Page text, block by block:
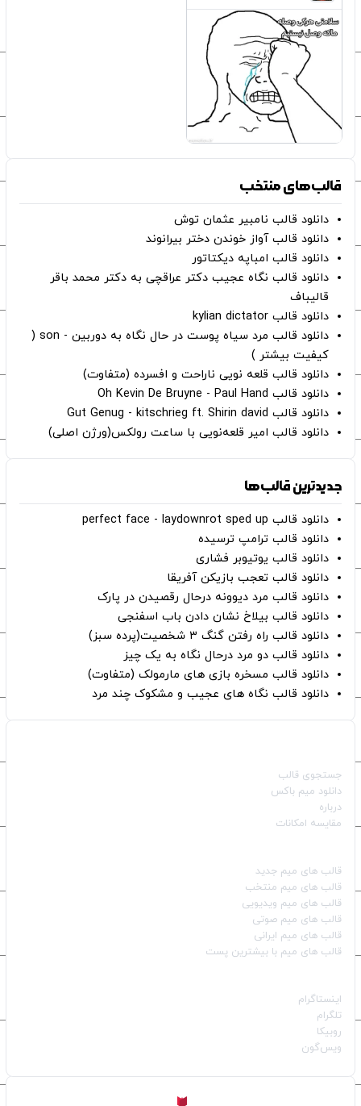
قالب‌های منتخب
دانلود قالب نامبیر عثمان ‌توش
دانلود قالب آواز خوندن دختر بیرانوند
دانلود قالب امباپه دیکتاتور
دانلود قالب نگاه عجیب دکتر عراقچی به دکتر محمد باقر
قالیباف
دانلود قالب kylian dictator
دانلود قالب مرد سیاه پوست در حال نگاه به دوربین - son (
کیفیت بیشتر )
دانلود قالب قلعه نویی ناراحت و افسرده (متفاوت)
دانلود قالب Oh Kevin De Bruyne - Paul Hand
دانلود قالب Gut Genug - kitschrieg ft. Shirin david
دانلود قالب امیر قلعه‌نویی با ساعت رولکس(ورژن اصلی)
جدیدترین قالب‌ها
دانلود قالب perfect face - laydownrot sped up
دانلود قالب ترامپ ترسیده
دانلود قالب یوتیوبر فشاری
دانلود قالب تعجب بازیکن آفریقا
دانلود قالب مرد دیوونه درحال رقصیدن در پارک
دانلود قالب بیلاخ نشان دادن باب اسفنجی
دانلود قالب راه رفتن گنگ ۳ شخصیت(پرده سبز)
دانلود قالب دو مرد درحال نگاه به یک چیز
دانلود قالب مسخره بازی های مارمولک (متفاوت)
دانلود قالب نگاه های عجیب و مشکوک چند مرد
جستجوی قالب
دانلود میم باکس
درباره
مقایسه امکانات
قالب‌ های میم جدید
قالب‌ های میم منتخب
قالب‌ های میم ویدیویی
قالب‌ های میم صوتی
قالب‌ های میم ایرانی
قالب‌ های میم با بیشترین پست
اینستاگرام
تلگرام
روبیکا
ویس‌گون